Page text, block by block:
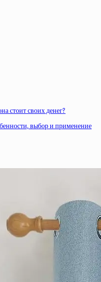
стоит своих денег?
выбор и применение